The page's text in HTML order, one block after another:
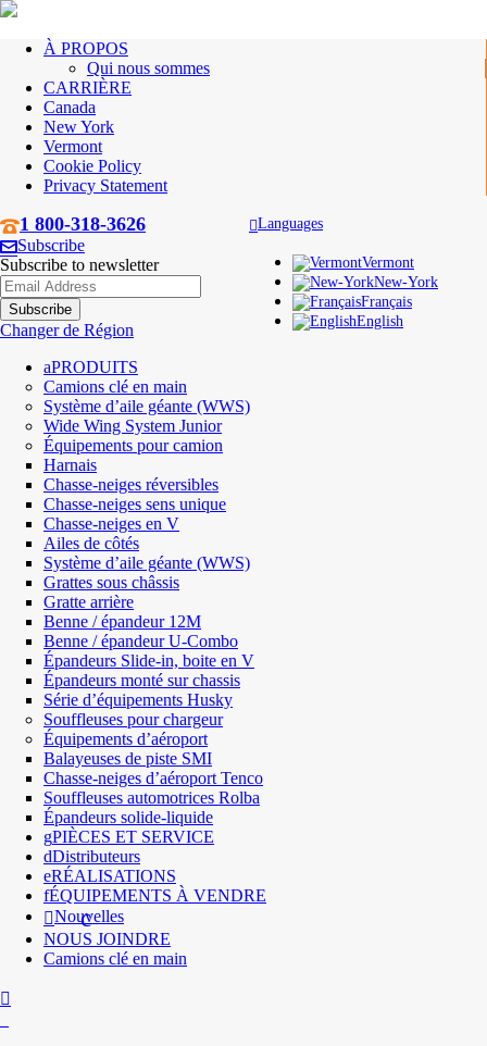
À PROPOS
Qui nous sommes
CARRIÈRE
Canada
New York
Vermont
Cookie Policy
Privacy Statement
1 800-318-3626 Languages
Vermont
New-York
Français
English
Subscribe
Subscribe to newsletter
Changer de Région
PRODUITS
Camions clé en main
Système d’aile géante (WWS)
Wide Wing System Junior
Équipements pour camion
Harnais
Chasse-neiges réversibles
Chasse-neiges sens unique
Chasse-neiges en V
Ailes de côtés
Système d’aile géante (WWS)
Grattes sous châssis
Gratte arrière
Benne / épandeur 12M
Benne / épandeur U-Combo
Épandeurs Slide-in, boite en V
Épandeurs monté sur chassis
Série d’équipements Husky
Souffleuses pour chargeur
Équipements d’aéroport
Balayeuses de piste SMI
Chasse-neiges d’aéroport Tenco
Souffleuses automotrices Rolba
Épandeurs solide-liquide
PIÈCES ET SERVICE
Distributeurs
RÉALISATIONS
ÉQUIPEMENTS À VENDRE
Nouvelles
NOUS JOINDRE
Camions clé en main